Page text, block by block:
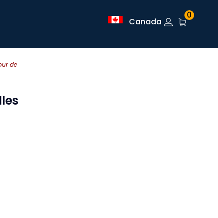
de
Canada
0